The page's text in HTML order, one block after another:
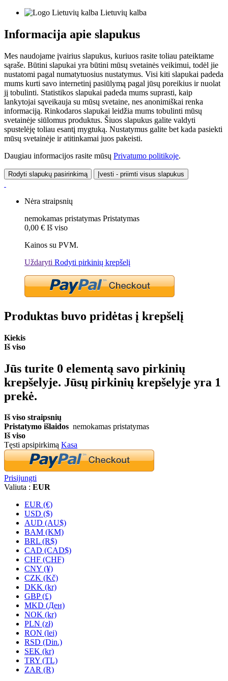
Lietuvių kalba
Informacija apie slapukus
Mes naudojame įvairius slapukus, kuriuos rasite toliau pateiktame
sąraše. Būtini slapukai yra būtini mūsų svetainės veikimui, todėl jie
nustatomi pagal numatytuosius nustatymus. Visi kiti slapukai padeda
mums kurti savo internetinį pasiūlymą pagal jūsų poreikius ir nuolat
jį tobulinti. Statistikos slapukai padeda mums suprasti, kaip
lankytojai sąveikauja su mūsų svetaine, nes anonimiškai renka
informaciją. Rinkodaros slapukai leidžia mums tobulinti mūsų
svetainėje siūlomus produktus. Šiuos slapukus galite valdyti
spustelėję toliau esantį mygtuką. Nustatymus galite bet kada pasiekti
mūsų svetainėje ir atitinkamai juos pakeisti.
Daugiau informacijos rasite mūsų Privatumo politikoje.
Rodyti slapukų pasirinkimą Įvesti - priimti visus slapukus
Nėra straipsnių
nemokamas pristatymas Pristatymas
0,00 € Iš viso
Kainos su PVM.
Uždaryti Rodyti pirkinių krepšelį
Produktas buvo pridėtas į krepšelį
Kiekis
Iš viso
Jūs turite 0 elementą savo pirkinių
krepšelyje. Jūsų pirkinių krepšelyje yra 1
prekė.
Iš viso straipsnių
Pristatymo išlaidos nemokamas pristatymas
Iš viso
Tęsti apsipirkimą Kasa
Prisijungti
Valiuta : EUR
EUR (€)
USD ($)
AUD (AU$)
BAM (KM)
BRL (R$)
CAD (CAD$)
CHF (CHF)
CNY (¥)
CZK (Kč)
DKK (kr)
GBP (£)
MKD (Ден)
NOK (kr)
PLN (zł)
RON (lei)
RSD (Din.)
SEK (kr)
TRY (TL)
ZAR (R)